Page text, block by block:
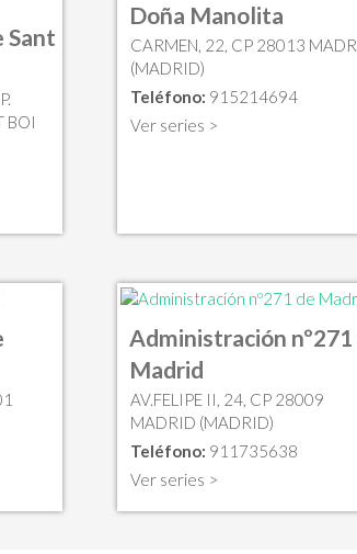
Sant
BOI
Doña Manolita
CARMEN, 22, CP 28013
(MADRID)
Teléfono: 915214694
Ver series >
Administración nº271
Madrid
AV.FELIPE II, 24, CP 28009
MADRID (MADRID)
Teléfono: 911735638
Ver series >